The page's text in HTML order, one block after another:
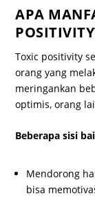
APA
Toxic positivity
orang yang
meringankan
optimis, orang
Beberapa sisi
Mendorong
bisa